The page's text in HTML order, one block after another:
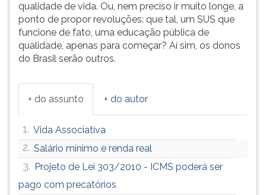
qualidade de vida. Ou, nem preciso ir muito longe, a
ponto de propor revoluções: que tal, um SUS que
funcione de fato, uma educação pública de
qualidade, apenas para começar? Aí sim, os donos
do Brasil serão outros.
+ do assunto + do autor
1. Vida Associativa
2. Salário mínimo e renda real
3. Projeto de Lei 303/2010 - ICMS poderá ser
pago com precatórios